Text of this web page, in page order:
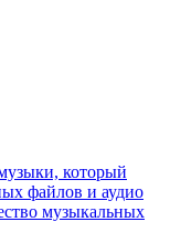
который
файлов и аудио
музыкальных